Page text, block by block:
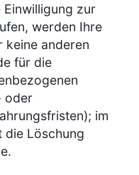
zur
werden Ihre
keine anderen
für die
oder
im
die Löschung